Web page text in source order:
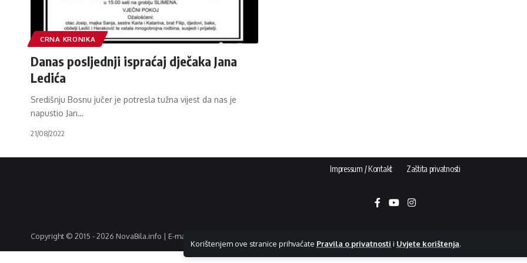
Korištenjem ove stranice prihvaćate Pravila o privatnosti i Uvjete korištenja.
CRNA KRONIKA
Danas posljednji ispraćaj dječaka Jana
Ledića
Središnju Bosnu jučer je potresla tužna vijest da nas je
napustio Jan…
21/08/2022
Impressum / Kontakt Zaštita privatnosti
Copyright © 2015 - 2026 NovaBila.info | E-mail: